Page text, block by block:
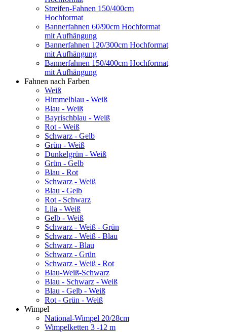
Streifen-Fahnen 150/400cm
Hochformat
Bannerfahnen 60/90cm Hochformat
mit Aufhängung
Bannerfahnen 120/300cm Hochformat
mit Aufhängung
Bannerfahnen 150/400cm Hochformat
mit Aufhängung
Fahnen nach Farben
Weiß
Himmelblau - Weiß
Blau - Weiß
Bayrischblau - Weiß
Rot - Weiß
Schwarz - Gelb
Grün - Weiß
Dunkelgrün - Weiß
Grün - Gelb
Blau - Rot
Schwarz - Weiß
Blau - Gelb
Rot - Schwarz
Lila - Weiß
Gelb - Weiß
Schwarz - Weiß - Grün
Schwarz - Weiß - Blau
Schwarz - Blau
Schwarz - Grün
Schwarz - Weiß - Rot
Blau-Weiß-Schwarz
Blau - Schwarz - Weiß
Blau - Gelb - Weiß
Rot - Grün - Weiß
Wimpel
National-Wimpel 20/28cm
Wimpelketten 3 -12 m